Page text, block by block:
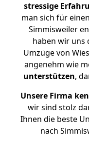
stressige
man sich für
Simmisweiler
haben wir uns
Umzüge von
angenehm wie
unterstützen,
Unsere Firma
wir sind stolz
Ihnen die beste
nach